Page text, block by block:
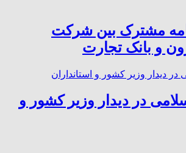
نامه مشترک بین شرکت
و بانک تجارت
در دیدار وزیر کشور و